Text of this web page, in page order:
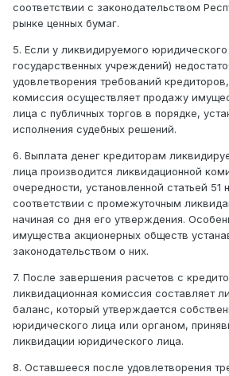
соответствии с законодательством
рынке ценных бумаг.
5. Если у ликвидируемого
государственных учреждений)
удовлетворения требований
комиссия осуществляет продажу
лица с публичных торгов в порядке,
исполнения судебных решений.
6. Выплата денег кредиторам
лица производится ликвидационной
очередности, установленной статьей 51
соответствии с промежуточным
начиная со дня его утверждения.
имущества акционерных обществ
законодательством о них.
7. После завершения расчетов с
ликвидационная комиссия составляет
баланс, который утверждается
юридического лица или органом,
ликвидации юридического лица.
8. Оставшееся после удовлетворения